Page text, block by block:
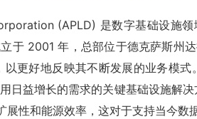
(APLD) 是数字基础设施
于 2001 年，总部位于德克萨斯州
更好地反映其不断发展的业务模
日益增长的需求的关键基础设施解
展性和能源效率，这对于支持当今数